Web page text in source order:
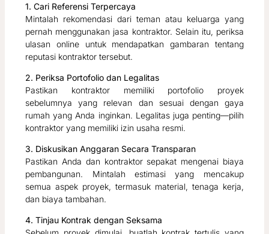
1. Cari Referensi Terpercaya
Mintalah rekomendasi dari teman atau keluarga yang
pernah menggunakan jasa kontraktor. Selain itu, periksa
ulasan online untuk mendapatkan gambaran tentang
reputasi kontraktor tersebut.
2. Periksa Portofolio dan Legalitas
Pastikan kontraktor memiliki portofolio proyek
sebelumnya yang relevan dan sesuai dengan gaya
rumah yang Anda inginkan. Legalitas juga penting—pilih
kontraktor yang memiliki izin usaha resmi.
3. Diskusikan Anggaran Secara Transparan
Pastikan Anda dan kontraktor sepakat mengenai biaya
pembangunan. Mintalah estimasi yang mencakup
semua aspek proyek, termasuk material, tenaga kerja,
dan biaya tambahan.
4. Tinjau Kontrak dengan Seksama